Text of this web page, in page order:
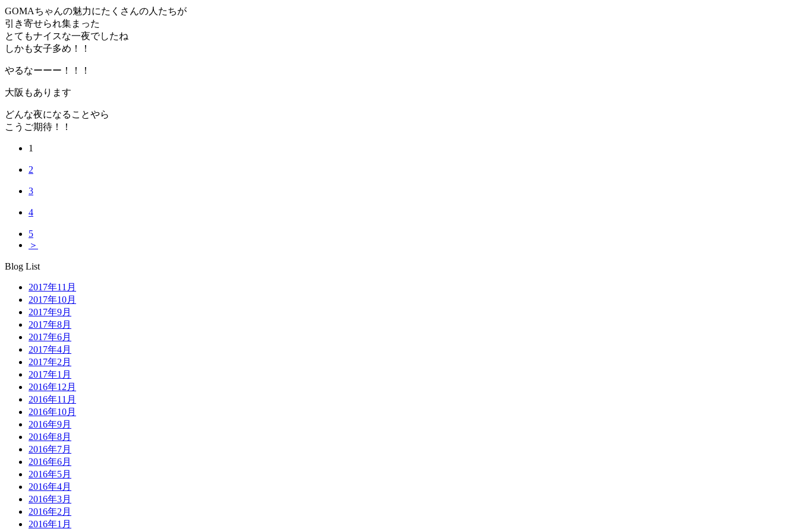
GOMAちゃんの魅力にたくさんの人たちが
引き寄せられ集まった
とてもナイスな一夜でしたね
しかも女子多め！！
やるなーーー！！！
大阪もあります
どんな夜になることやら
こうご期待！！
1
2
3
4
5
＞
Blog List
2017年11月
2017年10月
2017年9月
2017年8月
2017年6月
2017年4月
2017年2月
2017年1月
2016年12月
2016年11月
2016年10月
2016年9月
2016年8月
2016年7月
2016年6月
2016年5月
2016年4月
2016年3月
2016年2月
2016年1月